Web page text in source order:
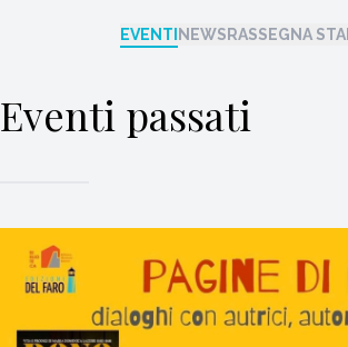
EVENTI NEWS RASSEGNA
Eventi passati